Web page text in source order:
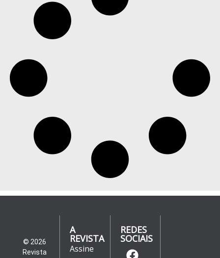
© 2026
Revista
A
REVISTA
Assine
REDES
SOCIAIS